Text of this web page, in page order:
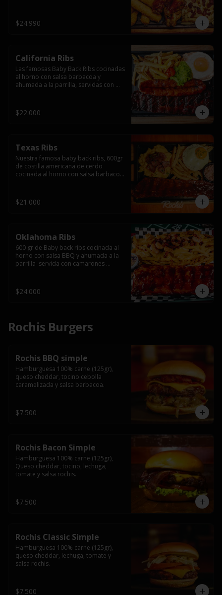
$24.990
California Ribs
Las famosas Baby Back Ribs cocinadas
al horno con salsa barbacoa y
ahumada a la parrilla, servidas con
$22.000
Texas Ribs
Nuestra famosa baby back ribs, 600gr
de costilla americana de cerdo
cocinada al horno con salsa barbacoa
tocino ahumado laminado, papas
fritas  y un huevo frito.
$21.000
Oklahoma Ribs
600 gr de Baby back ribs cocinada al
horno con salsa BBQ y ahumada a la
parrilla  servida con camarones
$24.000
Rochis Burgers
Rochis BBQ simple
Hamburguesa 100% carne (125gr),
queso cheddar, tocino cebolla
caramelizada y salsa barbacoa.
$7.500
Rochis Bacon Simple
Hamburguesa 100% carne (125gr),
Queso cheddar, tocino, lechuga,
tomate y salsa rochis.
$7.500
Rochis Classic Simple
Hamburguesa 100% carne (125gr),
queso cheddar, lechuga, tomate y
salsa rochis.
$7.500